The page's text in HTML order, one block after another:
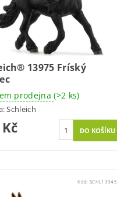
13975 Fríský
prodejna(>2 ks)
Schleich
Kód:SCHL13945